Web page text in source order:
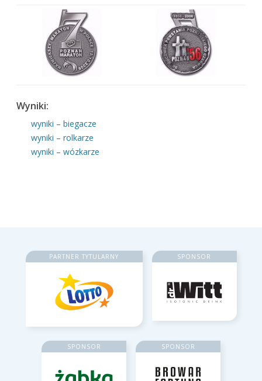
Wyniki:
wyniki – biegacze
wyniki – rolkarze
wyniki – wózkarze
PARTNER TYTULARNY SPONSOR
SPONSOR SPONSOR